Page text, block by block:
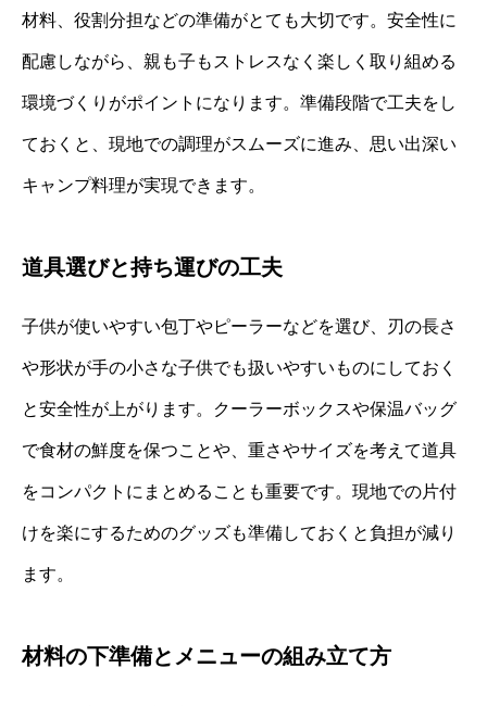
材料、役割分担などの準備がとても大切です。安全性に
配慮しながら、親も子もストレスなく楽しく取り組める
環境づくりがポイントになります。準備段階で工夫をし
ておくと、現地での調理がスムーズに進み、思い出深い
キャンプ料理が実現できます。
道具選びと持ち運びの工夫
子供が使いやすい包丁やピーラーなどを選び、刃の長さ
や形状が手の小さな子供でも扱いやすいものにしておく
と安全性が上がります。クーラーボックスや保温バッグ
で食材の鮮度を保つことや、重さやサイズを考えて道具
をコンパクトにまとめることも重要です。現地での片付
けを楽にするためのグッズも準備しておくと負担が減り
ます。
材料の下準備とメニューの組み立て方